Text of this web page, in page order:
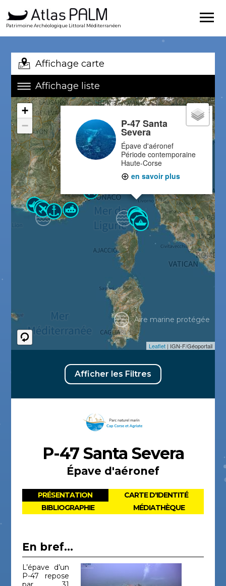
Patrimoine Archéologique Littoral Méditerranéen
Affichage carte
Affichage liste
P-47 Santa
Severa
Épave d'aéronef
Période contemporaine
Haute-Corse
en savoir plus
×
+
−
Leaflet | IGN-F/Géoportail
Aire marine protégée
Afficher les Filtres
P-47 Santa Severa
Épave d'aéronef
PRÉSENTATION
CARTE D'IDENTITÉ
BIBLIOGRAPHIE
MÉDIATHÈQUE
En bref...
L’épave d’un
P-47 repose